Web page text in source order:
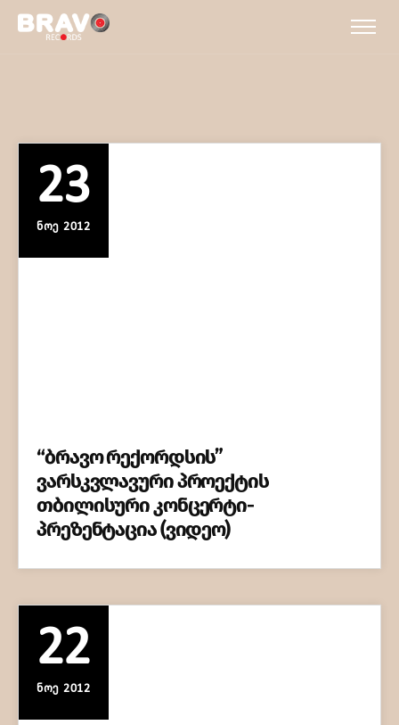
23
ᲜᲝᲔ 2012
“ბრავო რექორდსის”
ვარსკვლავური პროექტის
თბილისური კონცერტი-
პრეზენტაცია (ვიდეო)
22
ᲜᲝᲔ 2012